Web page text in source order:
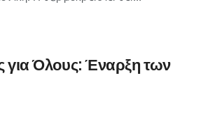
για Όλους: Έναρξη των